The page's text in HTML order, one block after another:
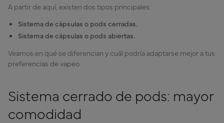
A partir de aquí, existen dos tipos principales:
Sistema de cápsulas o pods cerradas.
Sistema de cápsulas o pods abiertas.
Veamos en qué se diferencian y cuál podría adaptarse mejor a tus
preferencias de vapeo.
Sistema cerrado de pods: mayor
comodidad